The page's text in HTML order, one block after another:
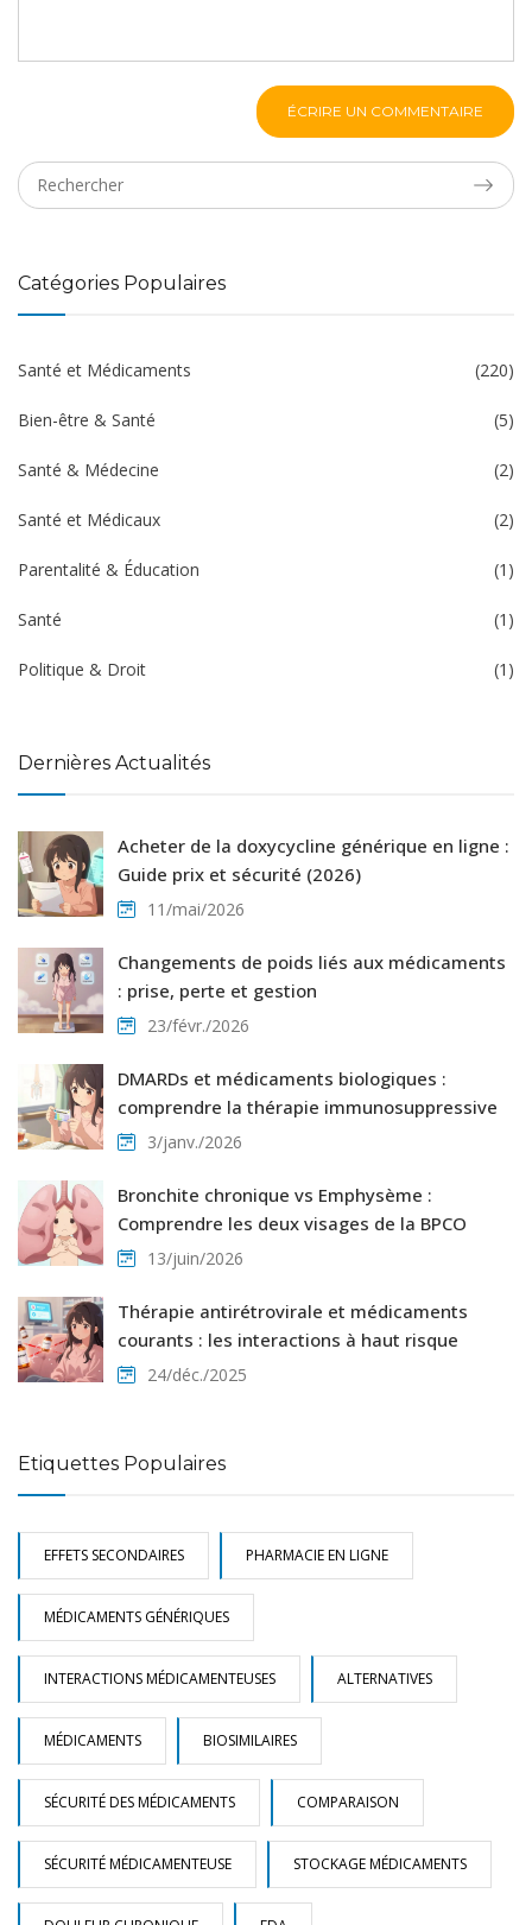
ÉCRIRE UN COMMENTAIRE
Catégories Populaires
Santé et Médicaments (220)
Bien-être & Santé (5)
Santé & Médecine (2)
Santé et Médicaux (2)
Parentalité & Éducation (1)
Santé (1)
Politique & Droit (1)
Dernières Actualités
Acheter de la doxycycline générique en ligne :
Guide prix et sécurité (2026)
11/mai/2026
Changements de poids liés aux médicaments
: prise, perte et gestion
23/févr./2026
DMARDs et médicaments biologiques :
comprendre la thérapie immunosuppressive
3/janv./2026
Bronchite chronique vs Emphysème :
Comprendre les deux visages de la BPCO
13/juin/2026
Thérapie antirétrovirale et médicaments
courants : les interactions à haut risque
24/déc./2025
Etiquettes Populaires
EFFETS SECONDAIRES PHARMACIE EN LIGNE
MÉDICAMENTS GÉNÉRIQUES
INTERACTIONS MÉDICAMENTEUSES ALTERNATIVES
MÉDICAMENTS BIOSIMILAIRES
SÉCURITÉ DES MÉDICAMENTS COMPARAISON
SÉCURITÉ MÉDICAMENTEUSE STOCKAGE MÉDICAMENTS